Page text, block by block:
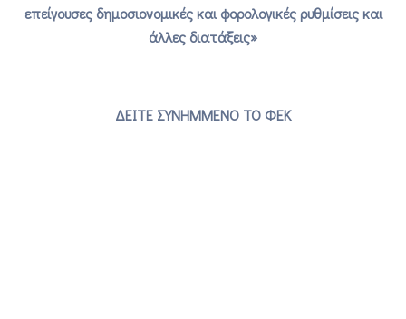
επείγουσες δημοσιονομικές και φορολογικές ρυθμίσεις και
άλλες διατάξεις»
ΔΕΙΤΕ ΣΥΝΗΜΜΕΝΟ ΤΟ ΦΕΚ